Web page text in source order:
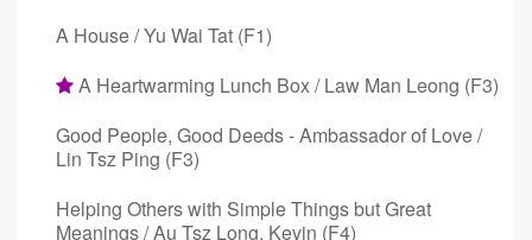
A House / Yu Wai Tat (F1)
A Heartwarming Lunch Box / Law Man Leong (F3)
Good People, Good Deeds - Ambassador of Love /
Lin Tsz Ping (F3)
Helping Others with Simple Things but Great
Meanings / Au Tsz Long, Kevin (F4)